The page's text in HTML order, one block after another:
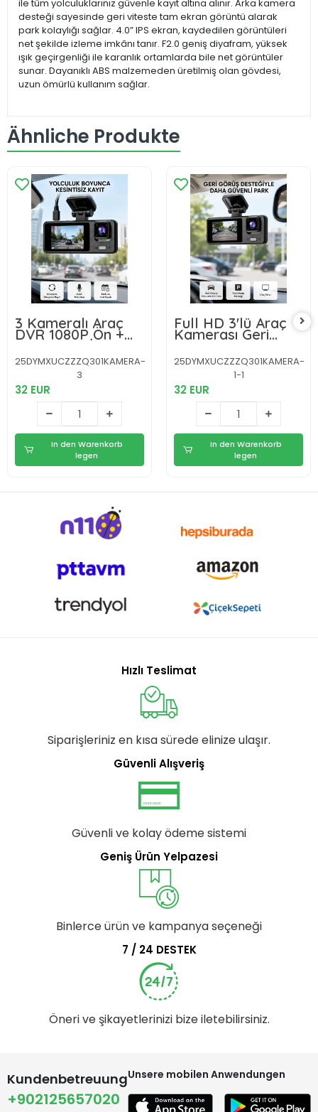
ile tüm yolculuklarınız güvenle kayıt altına alınır. Arka kamera
desteği sayesinde geri viteste tam ekran görüntü alarak
park kolaylığı sağlar. 4.0” IPS ekran, kaydedilen görüntüleri
net şekilde izleme imkânı tanır. F2.0 geniş diyafram, yüksek
ışık geçirgenliği ile karanlık ortamlarda bile net görüntüler
sunar. Dayanıklı ABS malzemeden üretilmiş olan gövdesi,
uzun ömürlü kullanım sağlar.
Ähnliche Produkte
3 Kameralı Araç
DVR 1080P Ön +
HD Arka + İç
Kamera Döngü
Kayıt 2’’ Ekran
25DYMXUCZZZQ301KAMERA-
3
32 EUR
In den Warenkorb
legen
Full HD 3'lü Araç
Kamerası Geri
Görüş Destekli
Park Modlu 1080P
DVR
25DYMXUCZZZQ301KAMERA-
1-1
32 EUR
In den Warenkorb
legen
Hızlı Teslimat
Siparişleriniz en kısa sürede elinize ulaşır.
Güvenli Alışveriş
Güvenli ve kolay ödeme sistemi
Geniş Ürün Yelpazesi
Binlerce ürün ve kampanya seçeneği
7 / 24 DESTEK
Öneri ve şikayetlerinizi bize iletebilirsiniz.
Kundenbetreuung
+902125657020
Unsere mobilen Anwendungen